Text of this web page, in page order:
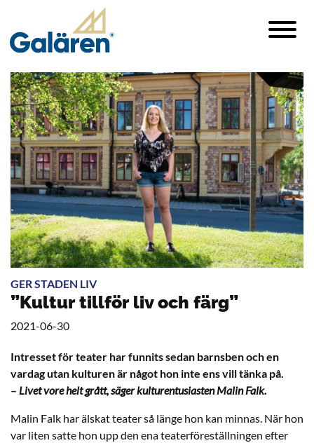
GER STADEN LIV
”Kultur tillför liv och färg”
2021-06-30
Intresset för teater har funnits sedan barnsben och en
vardag utan kulturen är något hon inte ens vill tänka på.
– Livet vore helt grått, säger kulturentusiasten Malin Falk.
Malin Falk har älskat teater så länge hon kan minnas. När hon
var liten satte hon upp den ena teaterföreställningen efter